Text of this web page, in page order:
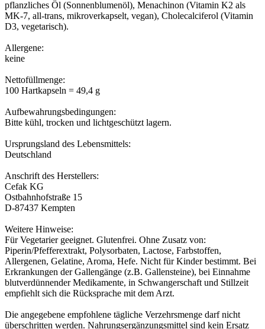
pflanzliches Öl (Sonnenblumenöl), Menachinon (Vitamin K2 als
MK-7, all-trans, mikroverkapselt, vegan), Cholecalciferol (Vitamin
D3, vegetarisch).
Allergene:
keine
Nettofüllmenge:
100 Hartkapseln = 49,4 g
Aufbewahrungsbedingungen:
Bitte kühl, trocken und lichtgeschützt lagern.
Ursprungsland des Lebensmittels:
Deutschland
Anschrift des Herstellers:
Cefak KG
Ostbahnhofstraße 15
D-87437 Kempten
Weitere Hinweise:
Für Vegetarier geeignet. Glutenfrei. Ohne Zusatz von:
Piperin/Pfefferextrakt, Polysorbaten, Lactose, Farbstoffen,
Allergenen, Gelatine, Aroma, Hefe. Nicht für Kinder bestimmt. Bei
Erkrankungen der Gallengänge (z.B. Gallensteine), bei Einnahme
blutverdünnender Medikamente, in Schwangerschaft und Stillzeit
empfiehlt sich die Rücksprache mit dem Arzt.
Die angegebene empfohlene tägliche Verzehrsmenge darf nicht
überschritten werden. Nahrungsergänzungsmittel sind kein Ersatz